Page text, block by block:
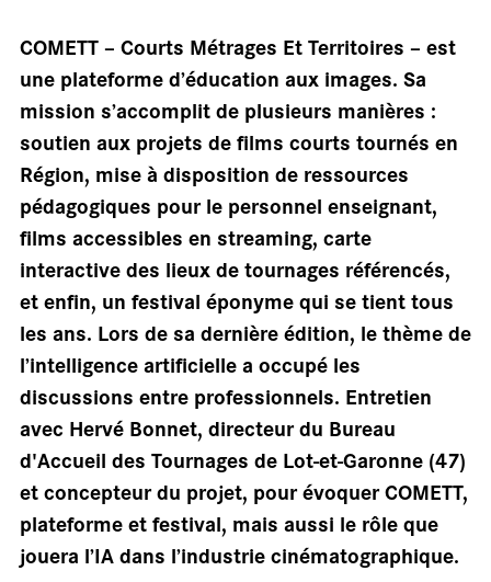
COMETT – Courts Métrages Et Territoires – est
une plateforme d’éducation aux images. Sa
mission s’accomplit de plusieurs manières :
soutien aux projets de films courts tournés en
Région, mise à disposition de ressources
pédagogiques pour le personnel enseignant,
films accessibles en streaming, carte
interactive des lieux de tournages référencés,
et enfin, un festival éponyme qui se tient tous
les ans. Lors de sa dernière édition, le thème de
l’intelligence artificielle a occupé les
discussions entre professionnels. Entretien
avec Hervé Bonnet, directeur du Bureau
d'Accueil des Tournages de Lot-et-Garonne (47)
et concepteur du projet, pour évoquer COMETT,
plateforme et festival, mais aussi le rôle que
jouera l’IA dans l’industrie cinématographique.